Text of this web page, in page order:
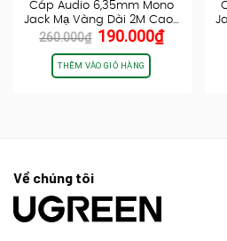
Cáp Audio 6,35mm Mono
Jack Mạ Vàng Dài 2M Cao…
260.000₫ Giá
gốc
là:
260.000₫.
190.000₫Giá
THÊM VÀO GIỎ HÀNG
Về chúng tôi